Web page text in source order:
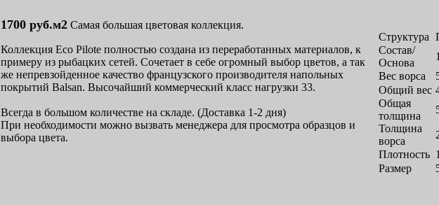
1700 руб.м2 Самая большая цветовая коллекция.
Коллекция Eco Pilote полностью создана из переработанных материалов, к
примеру из рыбацких сетей. Сочетает в себе огромный выбор цветов, а так
же непревзойденное качество французского производителя напольных
покрытий Balsan. Высочайший коммерческий класс нагрузки 33.
Всегда в большом количестве на складе. (Доставка 1-2 дня)
При необходимости можно вызвать менеджера для просмотра образцов и
выбора цвета.
Структура
Состав/
Основа
Вес ворса
Общий вес
Общая
толщина
Толщина
ворса
Плотность
Размер